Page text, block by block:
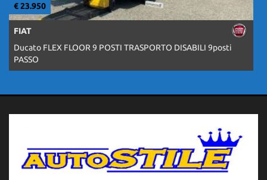
€ 23.950
FIAT
Ducato FLEX FLOOR 9 POSTI TRASPORTO DISABILI 9posti
PASSO